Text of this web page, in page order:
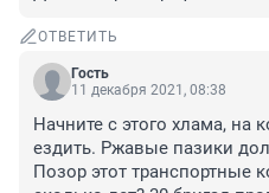
ОТВЕТИТЬ
Гость
11 декабря 2021, 08:38
Начните с этого хлама, на
ездить. Ржавые пазики
Позор этот транспортные